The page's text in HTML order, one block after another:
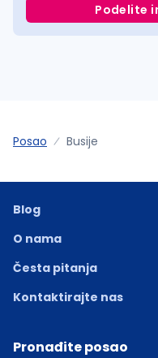
Podelite
Posao Busije
Blog
O nama
Česta pitanja
Kontaktirajte nas
Pronađite posao